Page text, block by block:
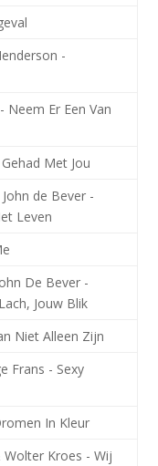
-
Er Een Van
Met Jou
de Bever -
Leven
De Bever -
Jouw Blik
Niet Alleen Zijn
Frans - Sexy
In Kleur
Kroes - Wij